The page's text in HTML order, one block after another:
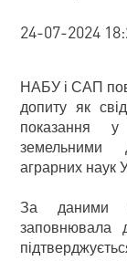
24-07-2024
НАБУ і САП
допиту як
показання
земельними
аграрних наук
За даними
заповнювала